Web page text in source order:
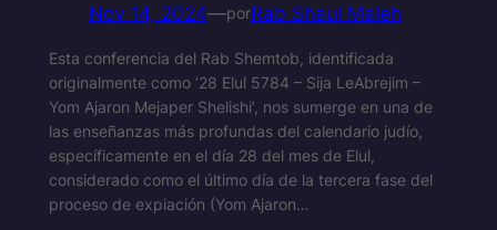
Nov 14, 2024—porRab Shaul Maleh
Esta conferencia del Rab Shemtob, identificada
originalmente como ’28 Elul 5784 – Sija LeAbrejim –
Yom Ajaron Mejaper Shelishi’, nos sumerge en una de
las enseñanzas más profundas del calendario judío,
específicamente en el día 28 del mes de Elul,
considerado como el último día de la tercera fase del
proceso de expiación (Yom Ajaron…